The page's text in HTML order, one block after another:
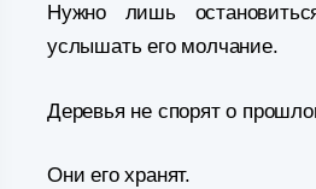
Нужно лишь
услышать его молчание.
Деревья не спорят о
Они его хранят.